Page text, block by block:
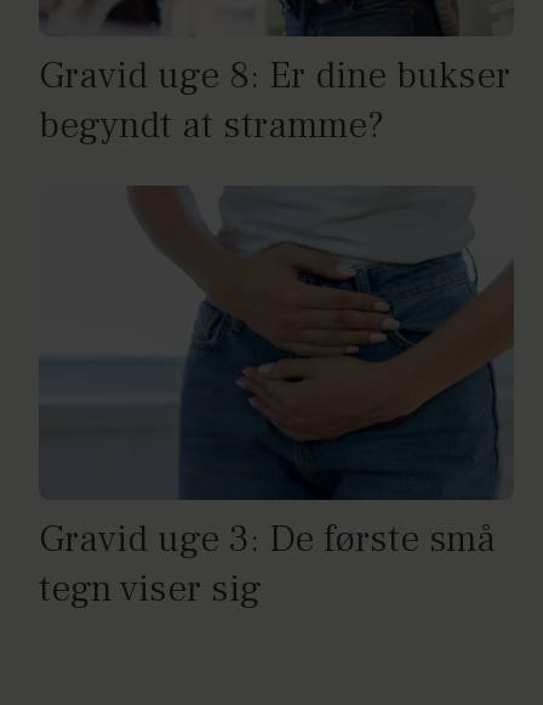
Gravid uge 8: Er dine bukser
begyndt at stramme?
Gravid uge 3: De første små
tegn viser sig